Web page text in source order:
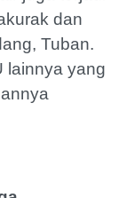
dan
Tuban.
lainnya yang